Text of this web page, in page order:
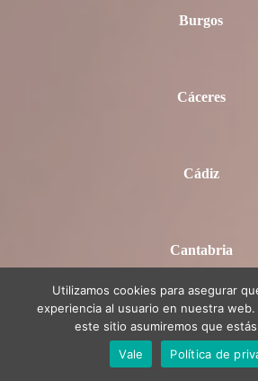
Burgos
Cáceres
Cádiz
Cantabria
Castellón
Utilizamos cookies para asegurar
experiencia al usuario en nuestra
este sitio asumiremos que
Vale
Política de